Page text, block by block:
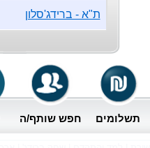
ת"א - ברידג'סלון
חפש שותף/ה תשלומים